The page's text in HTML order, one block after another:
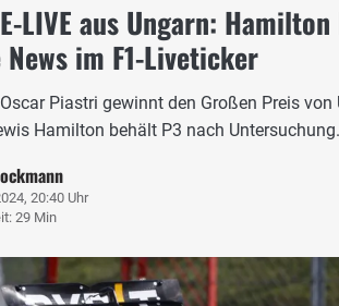
LIVE aus Ungarn:
im F1-Liveticker
Piastri gewinnt den Großen Preis
Hamilton behält P3 nach
20:40 Uhr
29 Min